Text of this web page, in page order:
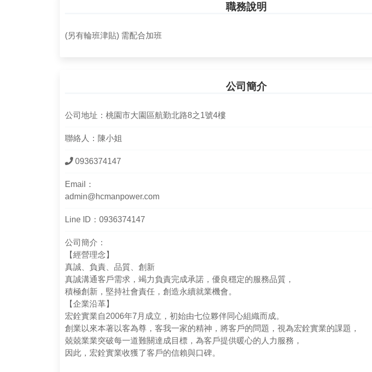
職務說明
(另有輪班津貼) 需配合加班
公司簡介
公司地址：桃園市大園區航勤北路8之1號4樓
聯絡人：陳小姐
0936374147
Email：
admin@hcmanpower.com
Line ID：0936374147
公司簡介：
【經營理念】
真誠、負責、品質、創新
真誠溝通客戶需求，竭力負責完成承諾，優良穩定的服務品質，
積極創新，堅持社會責任，創造永續就業機會。
【企業沿革】
宏銓實業自2006年7月成立，初始由七位夥伴同心組織而成。
創業以來本著以客為尊，客我一家的精神，將客戶的問題，視為宏銓實業的課題，
兢兢業業突破每一道難關達成目標，為客戶提供暖心的人力服務，
因此，宏銓實業收獲了客戶的信賴與口碑。